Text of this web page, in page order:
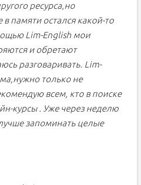
ресурса,но
памяти остался какой-то
Lim-English мои
и обретают
разговаривать. Lim-
только не
всем, кто в поиске
курсы . Уже через неделю
запоминать целые